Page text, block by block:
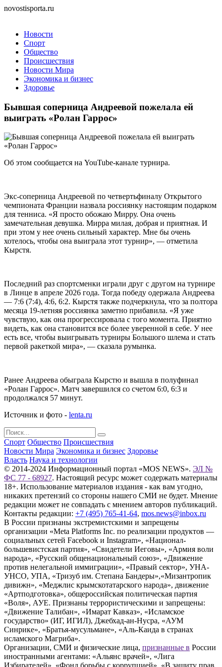
novostisporta.ru
Новости
Спорт
Общество
Происшествия
Новости Мира
Экономика и бизнес
Здоровье
Бывшая соперница Андреевой пожелала ей
выиграть «Ролан Гаррос»
Об этом сообщается на YouTube-канале турнира.
Экс-соперница Андреевой по четвертьфиналу Открытого
чемпионата Франции назвала россиянку настоящим подарком
для тенниса. «Я просто обожаю Мирру. Она очень
замечательная девушка. Мирра милая, добрая и приятная. И
при этом у нее очень сильный характер. Мне бы очень
хотелось, чтобы она выиграла этот турнир», — отметила
Кырстя.
Последний раз спортсменки играли друг с другом на турнире
в Линце в апреле 2026 года. Тогда победу одержала Андреева
— 7:6 (7:4), 4:6, 6:2. Кырстя также подчеркнула, что за полтора
месяца 19-летняя россиянка заметно прибавила. «Я уже
чувствую, как она прогрессировала с того момента. Приятно
видеть, как она становится все более уверенной в себе. У нее
есть все, чтобы выигрывать турниры Большого шлема и стать
первой ракеткой мира», — сказала румынка.
Ранее Андреева обыграла Кырстю и вышла в полуфинал
«Ролан Гаррос». Матч завершился со счетом 6:0, 6:3 и
продолжался 57 минут.
Источник и фото - lenta.ru
Спорт Общество Происшествия
Новости Мира Экономика и бизнес Здоровье
Власть Наука и технологии
© 2014-2024 Информационный портал «MOS NEWS». ЭЛ №
ФС 77 - 68927. Настоящий ресурс может содержать материалы
18+. Использование материалов издания - как вам угодно,
никаких претензий со стороны нашего СМИ не будет. Мнение
редакции может не совпадать с мнением авторов публикаций.
Контакты редакции: +7 (495) 765-41-64, mos.news@inbox.ru
В России признаны экстремистскими и запрещены
организации «Meta Platforms Inc. по реализации продуктов —
социальных сетей Facebook и Instagram», «Национал-
большевистская партия», «Свидетели Иеговы», «Армия воли
народа», «Русский общенациональный союз», «Движение
против нелегальной иммиграции», «Правый сектор», УНА-
УНСО, УПА, «Тризуб им. Степана Бандеры»,«Мизантропик
дивижн», «Меджлис крымскотатарского народа», движение
«Артподготовка», общероссийская политическая партия
«Воля», АУЕ. Признаны террористическими и запрещены:
«Движение Талибан», «Имарат Кавказ», «Исламское
государство» (ИГ, ИГИЛ), Джебхад-ан-Нусра, «АУМ
Синрике», «Братья-мусульмане», «Аль-Каида в странах
исламского Магриба».
Организации, СМИ и физические лица, признанные в России
иностранными агентами: «Альянс врачей», «Лига